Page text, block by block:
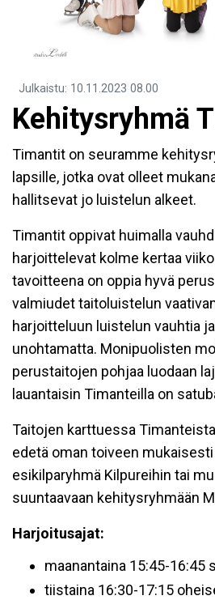
Julkaistu: 10.11.2023 08.00
Kehitysryhmä
Timantit on seuramme
lapsille, jotka ovat olleet
hallitsevat jo luistelun alkeet.
Timantit oppivat huimalla
harjoittelevat kolme kertaa
tavoitteena on oppia hyvä
valmiudet taitoluistelun
harjoitteluun luistelun vauhtia
unohtamatta. Monipuolisten
perustaitojen pohjaa luodaan
lauantaisin Timanteilla on
Taitojen karttuessa
edetä oman toiveen
esikilparyhmä Kilpureihin tai
suuntaavaan kehitysryhmään
Harjoitusajat:
maanantaina 15:45-16:45
tiistaina 16:30-17:15